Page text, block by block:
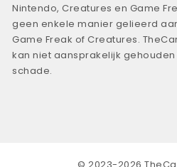
Nintendo, Creatures en Game
geen enkele manier gelieerd
Game Freak of Creatures.
kan niet aansprakelijk
schade.
© 2023-2026